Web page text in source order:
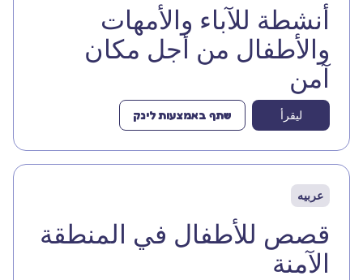
أنشطة للآباء والأمهات
والأطفال من أجل مكان
آمن
ليقرأ שתף באמצעות לינק
عربيه
قصص للأطفال في المنطقة
الآمنة